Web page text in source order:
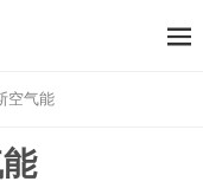
空气能